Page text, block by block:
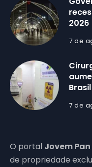
2026
7 de
Brasil
7 de
O portal Jovem
de propriedade